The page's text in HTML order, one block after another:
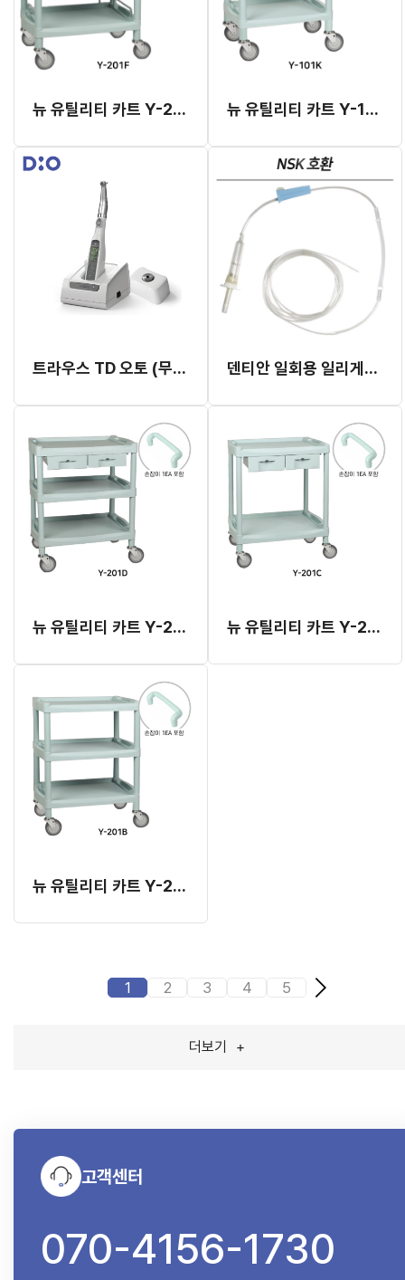
뉴 유틸리티 카트 Y-201F 뉴 유틸리티 카트 Y-101K
트라우스 TD 오토 (무선 전동 토크 드라이버) 덴티안 일회용 일리게이션 튜브 (NSK 호환)(국산)
뉴 유틸리티 카트 Y-201D 뉴 유틸리티 카트 Y-201C
뉴 유틸리티 카트 Y-201B
1 2 3 4 5
더보기 +
고객센터
070-4156-1730